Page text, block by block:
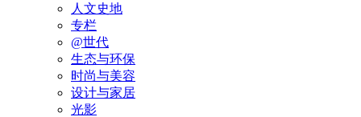
人文史地
专栏
@世代
生态与环保
时尚与美容
设计与家居
光影